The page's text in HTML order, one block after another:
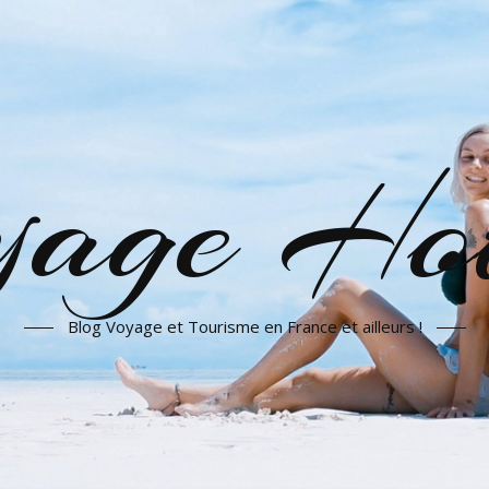
Blog Voyage et Tourisme en France et ailleurs !